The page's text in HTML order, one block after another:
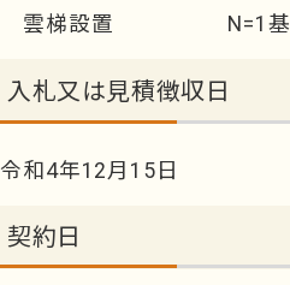
雲梯設置 N=1基
入札又は見積徴収日
令和4年12月15日
契約日